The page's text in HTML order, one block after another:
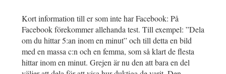
Kort information till er som inte har Facebook: På
Facebook förekommer allehanda test. Till exempel: ”Dela
om du hittar 5:an inom en minut” och till detta en bild
med en massa c:n och en femma, som så klart de flesta
hittar inom en minut. Grejen är nu den att bara en del